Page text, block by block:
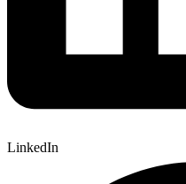
LinkedIn